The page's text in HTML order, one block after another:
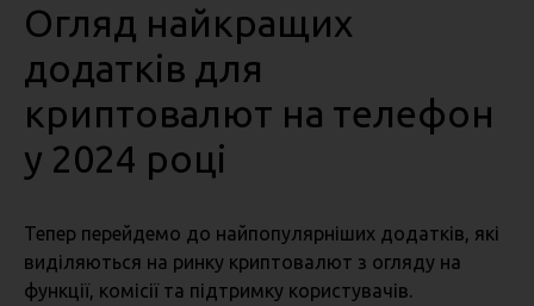
Огляд найкращих
додатків для
криптовалют на телефон
у 2024 році
Тепер перейдемо до найпопулярніших додатків, які
виділяються на ринку криптовалют з огляду на
функції, комісії та підтримку користувачів.